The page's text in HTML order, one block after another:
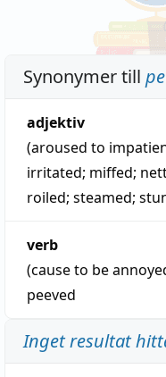
Synonymer till
adjektiv
(aroused to
irritated; miffed;
roiled; steamed;
verb
(cause to be
peeved
Inget resultat